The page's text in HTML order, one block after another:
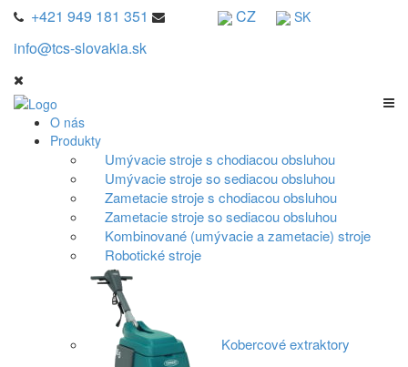
+421 949 181 351
info@tcs-slovakia.sk
CZ SK
O nás
Produkty
Umývacie stroje s chodiacou obsluhou
Umývacie stroje so sediacou obsluhou
Zametacie stroje s chodiacou obsluhou
Zametacie stroje so sediacou obsluhou
Kombinované (umývacie a zametacie) stroje
Robotické stroje
Kobercové extraktory